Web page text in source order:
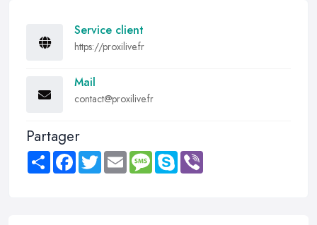
Service client
https://proxilive.fr
Mail
contact@proxilive.fr
Partager
Share FacebookTwitter Email MessageSkype